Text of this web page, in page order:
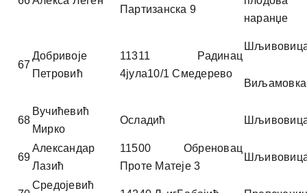
Партизанска 9
наранџе
67
Добривоје
Петровић
11311 Радинац
4јула10/1 Смедерево
Виљамовка
68
Вучићевић
Мирко
Осладић
69
Александар
Лазић
11500 Обреновац
Проте Матеје 3
Средојевић